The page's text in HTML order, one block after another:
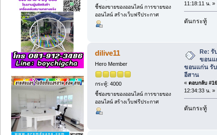
ชี้ช่องขายของออนไลน์ การขายของ
ออนไลน์ สร้างเว็บฟรีประกาศ
11:18:11 น. »
ดันกระทู้
dilive11
Hero Member
กระทู้: 4000
ชี้ช่องขายของออนไลน์ การขายของ
ออนไลน์ สร้างเว็บฟรีประกาศ
Re: รั
ขอนแ
ขอนแก่น รั
อีสาน
« ตอบกลับ
12:34:33 น. »
ดันกระทู้